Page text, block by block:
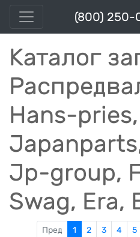
(800) 250-
Каталог
Hans-pries,
Jp-group,
Swag, Era,
Пред 1 2 3 4 5